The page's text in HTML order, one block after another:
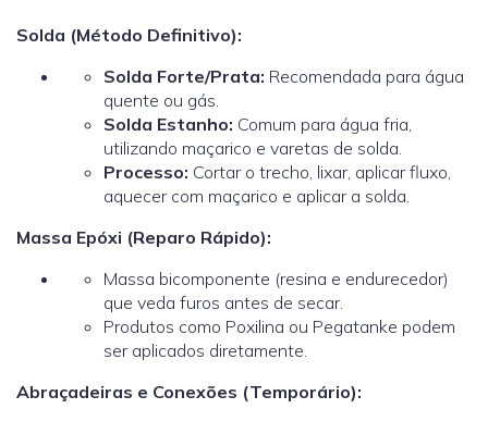
Solda (Método Definitivo):
Solda Forte/Prata: Recomendada para água
quente ou gás.
Solda Estanho: Comum para água fria,
utilizando maçarico e varetas de solda.
Processo: Cortar o trecho, lixar, aplicar fluxo,
aquecer com maçarico e aplicar a solda.
Massa Epóxi (Reparo Rápido):
Massa bicomponente (resina e endurecedor)
que veda furos antes de secar.
Produtos como Poxilina ou Pegatanke podem
ser aplicados diretamente.
Abraçadeiras e Conexões (Temporário):